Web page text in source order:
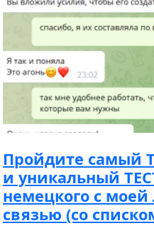
Пройдите самый
и уникальный
немецкого с
связью (со